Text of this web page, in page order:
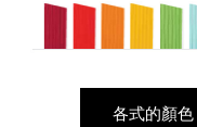
各式的顏